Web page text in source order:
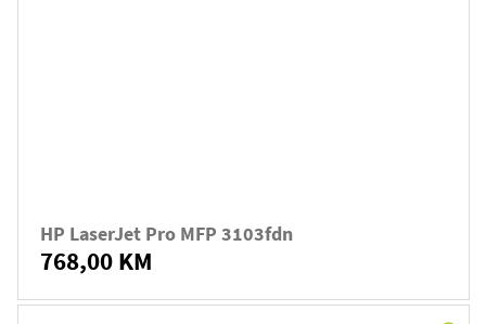
HP LaserJet Pro MFP 3103fdn
768,00 KM